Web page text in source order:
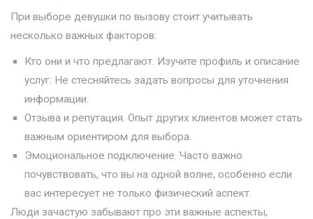
При выборе девушки по вызову стоит учитывать
несколько важных факторов:
Кто они и что предлагают. Изучите профиль и описание
услуг. Не стесняйтесь задать вопросы для уточнения
информации.
Отзыва и репутация. Опыт других клиентов может стать
важным ориентиром для выбора.
Эмоциональное подключение. Часто важно
почувствовать, что вы на одной волне, особенно если
вас интересует не только физический аспект.
Люди зачастую забывают про эти важные аспекты,